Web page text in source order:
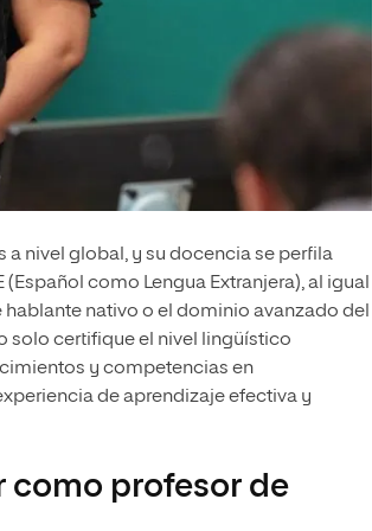
nivel global, y su docencia se perfila
como Lengua Extranjera), al igual
nativo o el dominio avanzado del
solo certifique el nivel lingüístico
y competencias en
de aprendizaje efectiva y
como profesor de